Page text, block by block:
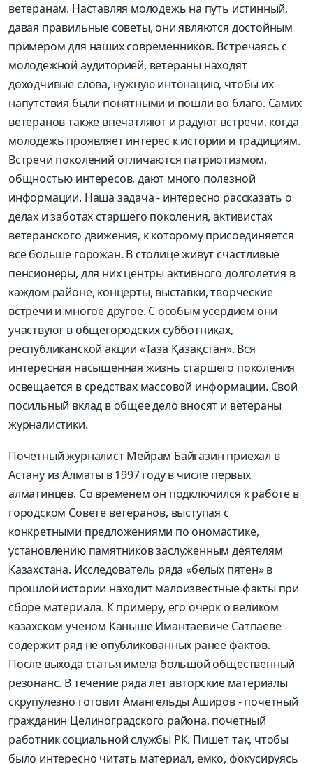
ветеранам. Наставляя молодежь на путь истинный,
давая правильные советы, они являются достойным
примером для наших современников. Встречаясь с
молодежной аудиторией, ветераны находят
доходчивые слова, нужную интонацию, чтобы их
напутствия были понятными и пошли во благо. Самих
ветеранов также впечатляют и радуют встречи, когда
молодежь проявляет интерес к истории и традициям.
Встречи поколений отличаются патриотизмом,
общностью интересов, дают много полезной
информации. Наша задача - интересно рассказать о
делах и заботах старшего поколения, активистах
ветеранского движения, к которому присоединяется
все больше горожан. В столице живут счастливые
пенсионеры, для них центры активного долголетия в
каждом районе, концерты, выставки, творческие
встречи и многое другое. С особым усердием они
участвуют в общегородских субботниках,
республиканской акции «Таза Қазақстан». Вся
интересная насыщенная жизнь старшего поколения
освещается в средствах массовой информации. Свой
посильный вклад в общее дело вносят и ветераны
журналистики.
Почетный журналист Мейрам Байгазин приехал в
Астану из Алматы в 1997 году в числе первых
алматинцев. Со временем он подключился к работе в
городском Совете ветеранов, выступая с
конкретными предложениями по ономастике,
установлению памятников заслуженным деятелям
Казахстана. Исследователь ряда «белых пятен» в
прошлой истории находит малоизвестные факты при
сборе материала. К примеру, его очерк о великом
казахском ученом Каныше Имантаевиче Сатпаеве
содержит ряд не опубликованных ранее фактов.
После выхода статья имела большой общественный
резонанс. В течение ряда лет авторские материалы
скрупулезно готовит Амангельды Аширов - почетный
гражданин Целиноградского района, почетный
работник социальной службы РК. Пишет так, чтобы
было интересно читать материал, емко, фокусируясь